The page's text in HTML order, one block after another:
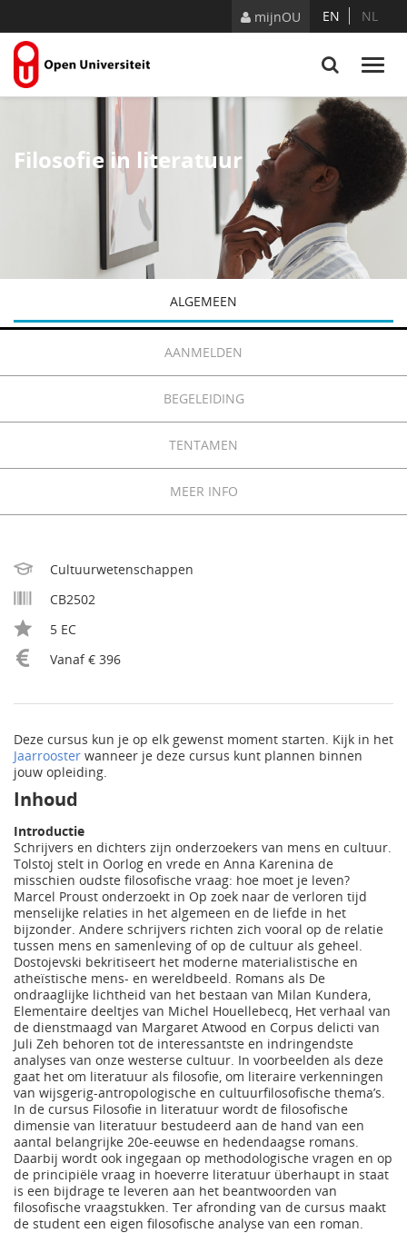
mijnOU EN NL
Filosofie in literatuur
ALGEMEEN
AANMELDEN
BEGELEIDING
TENTAMEN
MEER INFO
Cultuurwetenschappen
CB2502
5 EC
Vanaf € 396
Deze cursus kun je op elk gewenst moment starten. Kijk in het
Jaarrooster wanneer je deze cursus kunt plannen binnen
jouw opleiding.
Inhoud
Introductie
Schrijvers en dichters zijn onderzoekers van mens en cultuur.
Tolstoj stelt in Oorlog en vrede en Anna Karenina de
misschien oudste filosofische vraag: hoe moet je leven?
Marcel Proust onderzoekt in Op zoek naar de verloren tijd
menselijke relaties in het algemeen en de liefde in het
bijzonder. Andere schrijvers richten zich vooral op de relatie
tussen mens en samenleving of op de cultuur als geheel.
Dostojevski bekritiseert het moderne materialistische en
atheïstische mens- en wereldbeeld. Romans als De
ondraaglijke lichtheid van het bestaan van Milan Kundera,
Elementaire deeltjes van Michel Houellebecq, Het verhaal van
de dienstmaagd van Margaret Atwood en Corpus delicti van
Juli Zeh behoren tot de interessantste en indringendste
analyses van onze westerse cultuur. In voorbeelden als deze
gaat het om literatuur als filosofie, om literaire verkenningen
van wijsgerig-antropologische en cultuurfilosofische thema’s.
In de cursus Filosofie in literatuur wordt de filosofische
dimensie van literatuur bestudeerd aan de hand van een
aantal belangrijke 20e-eeuwse en hedendaagse romans.
Daarbij wordt ook ingegaan op methodologische vragen en op
de principiële vraag in hoeverre literatuur überhaupt in staat
is een bijdrage te leveren aan het beantwoorden van
filosofische vraagstukken. Ter afronding van de cursus maakt
de student een eigen filosofische analyse van een roman.